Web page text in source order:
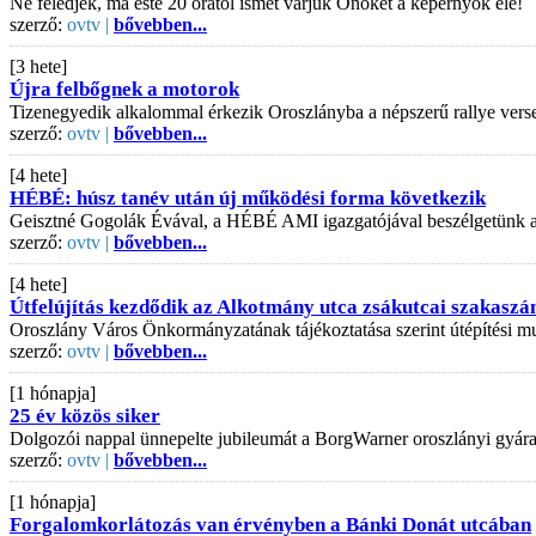
szerző: ovtv | bővebben...
[3 hete]
Újra felbőgnek a motorok
Tizenegyedik alkalommal érkezik Oroszlányba a népszerű rallye
szerző: ovtv | bővebben...
[4 hete]
HÉBÉ: húsz tanév után új működési forma következik
Geisztné Gogolák Évával, a HÉBÉ AMI igazgatójával beszélgetünk
szerző: ovtv | bővebben...
[4 hete]
Útfelújítás kezdődik az Alkotmány utca zsákutcai
Oroszlány Város Önkormányzatának tájékoztatása szerint útépítési
szerző: ovtv | bővebben...
[1 hónapja]
25 év közös siker
Dolgozói nappal ünnepelte jubileumát a BorgWarner oroszlányi gyára
szerző: ovtv | bővebben...
[1 hónapja]
Forgalomkorlátozás van érvényben a Bánki Donát utcában